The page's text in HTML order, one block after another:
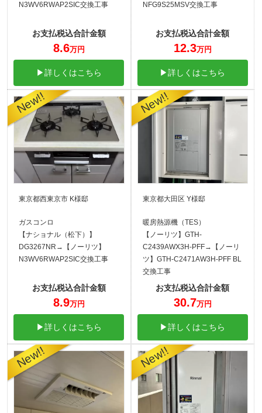
N3WV6RWAP2SIC交換工事
お支払税込合計金額
8.6万円
▶詳しくはこちら
NFG9S25MSV交換工事
お支払税込合計金額
12.3万円
▶詳しくはこちら
東京都西東京市 K様邸
ガスコンロ
【ナショナル（松下）】
DG3267NR→【ノーリツ】
N3WV6RWAP2SIC交換工事
お支払税込合計金額
8.9万円
▶詳しくはこちら
東京都大田区 Y様邸
暖房熱源機（TES）
【ノーリツ】GTH-
C2439AWX3H-PFF→【ノーリ
ツ】GTH-C2471AW3H-PFF BL
交換工事
お支払税込合計金額
30.7万円
▶詳しくはこちら